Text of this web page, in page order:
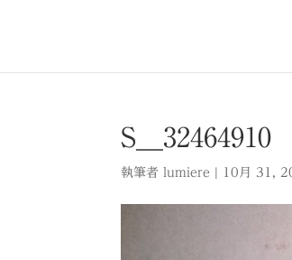
S__32464910
執筆者 lumiere 10月 31,